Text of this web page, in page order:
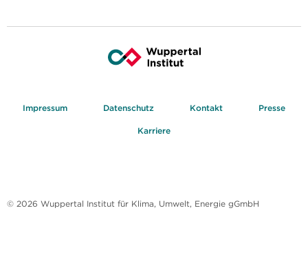
Impressum Datenschutz Kontakt Presse
Karriere
© 2026 Wuppertal Institut für Klima, Umwelt, Energie gGmbH